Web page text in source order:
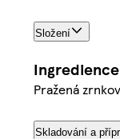
Složení
Ingredience
Pražená
Skladování a